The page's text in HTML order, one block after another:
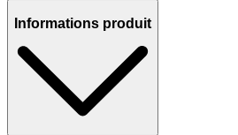
Informations produit